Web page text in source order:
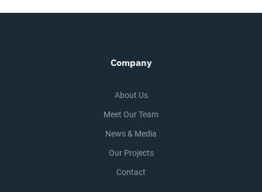
Company
About Us
Meet Our Team
News & Media
Our Projects
Contact